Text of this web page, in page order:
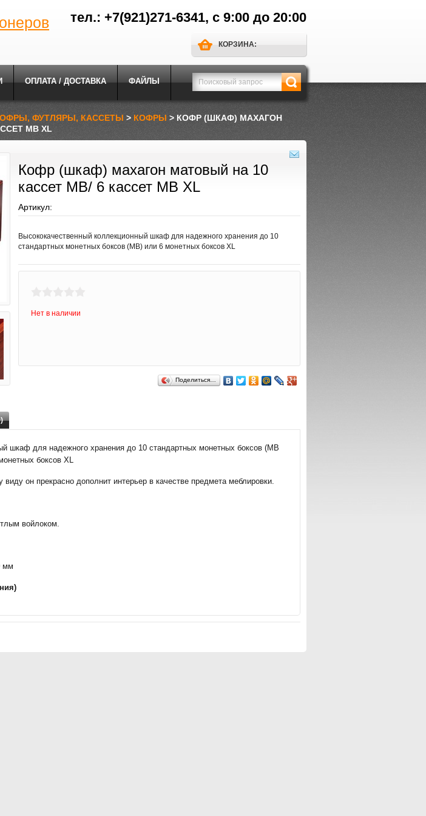
тел.: +7(921)271-6341, с 9:00 до 20:00
КОРЗИНА:
ОПЛАТА / ДОСТАВКА ФАЙЛЫ
ФУТЛЯРЫ, КАССЕТЫ > КОФРЫ > КОФР (ШКАФ) МАХАГОН
MB XL
Кофр (шкаф) махагон матовый на 10
кассет MB/ 6 кассет MB XL
Артикул:
Высококачественный коллекционный шкаф для надежного хранения до 10
стандартных монетных боксов (MB) или 6 монетных боксов XL
Нет в наличии
Поделиться…
шкаф для надежного хранения до 10 стандартных монетных боксов (MB
боксов XL
он прекрасно дополнит интерьер в качестве предмета меблировки.
войлоком.
мм